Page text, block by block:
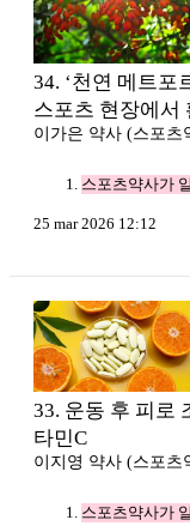
34. ‘천연 메트포
스포츠 현장에서
이가은 약사 (스포츠
스포츠약사가
25 mar 2026 12:12
33. 운동 후 피로
타민C
이지영 약사 (스포츠
스포츠약사가